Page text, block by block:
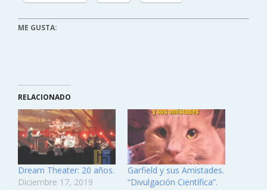
ME GUSTA:
RELACIONADO
Dream Theater: 20 años.
Diciembre 17, 2019
Garfield y sus Amistades.
“Divulgación Científica”.